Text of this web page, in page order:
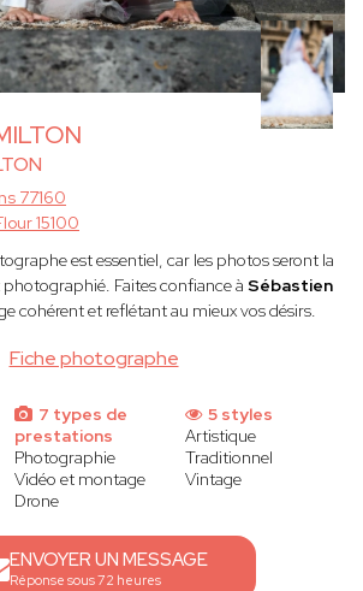
Fiche photographe
77160
15100
est essentiel, car les photos seront la
Faites confiance à Sébastien
cohérent et reflétant au mieux vos désirs.
7 types de
prestations
Photographie
Vidéo et montage
Drone
5 styles
Artistique
Traditionnel
Vintage
ENVOYER UN MESSAGE
Réponse sous 72 heures